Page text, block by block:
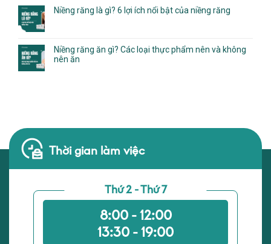
Niềng răng là gì? 6 lợi ích nổi bật của niềng răng
Niềng răng ăn gì? Các loại thực phẩm nên và không
nên ăn
Thời gian làm việc
Thứ 2 - Thứ 7
8:00 - 12:00
13:30 - 19:00